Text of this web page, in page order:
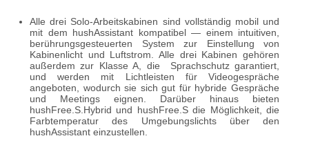
Alle drei Solo-Arbeitskabinen sind vollständig mobil und
mit dem hushAssistant kompatibel — einem intuitiven,
berührungsgesteuerten System zur Einstellung von
Kabinenlicht und Luftstrom. Alle drei Kabinen gehören
außerdem zur Klasse A, die Sprachschutz garantiert,
und werden mit Lichtleisten für Videogespräche
angeboten, wodurch sie sich gut für hybride Gespräche
und Meetings eignen. Darüber hinaus bieten
hushFree.S.Hybrid und hushFree.S die Möglichkeit, die
Farbtemperatur des Umgebungslichts über den
hushAssistant einzustellen.